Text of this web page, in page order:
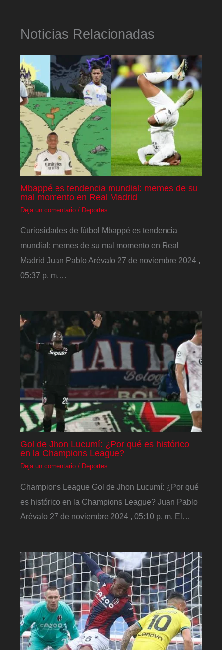
Noticias Relacionadas
Mbappé es tendencia mundial: memes de su
mal momento en Real Madrid
Deja un comentario / Deportes
Curiosidades de fútbol Mbappé es tendencia
mundial: memes de su mal momento en Real
Madrid Juan Pablo Arévalo 27 de noviembre 2024 ,
05:37 p. m.…
Gol de Jhon Lucumí: ¿Por qué es histórico
en la Champions League?
Deja un comentario / Deportes
Champions League Gol de Jhon Lucumí: ¿Por qué
es histórico en la Champions League? Juan Pablo
Arévalo 27 de noviembre 2024 , 05:10 p. m. El…